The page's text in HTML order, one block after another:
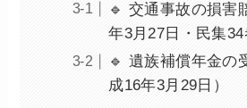
🔹 交通事故の損害
年3月27日・民集34
🔹 遺族補償年金の
成16年3月29日）